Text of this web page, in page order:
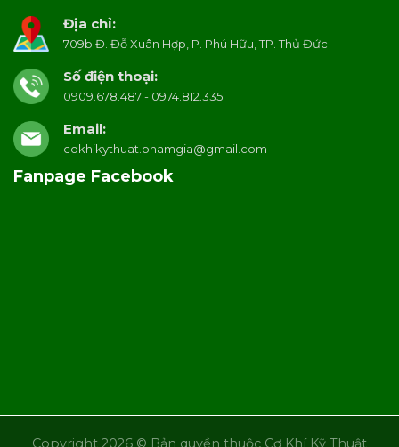
Địa chỉ:
709b Đ. Đỗ Xuân Hợp, P. Phú Hữu, TP. Thủ Đức
Số điện thoại:
0909.678.487 - 0974.812.335
Email:
cokhikythuat.phamgia@gmail.com
Fanpage Facebook
Copyright 2026 © Bản quyền thuộc Cơ Khí Kỹ Thuật